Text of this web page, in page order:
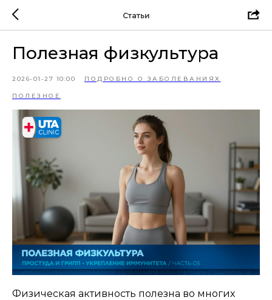
Статьи
Полезная физкультура
2026-01-27 10:00 ПОДРОБНО О ЗАБОЛЕВАНИЯХ
ПОЛЕЗНОЕ
Физическая активность полезна во многих